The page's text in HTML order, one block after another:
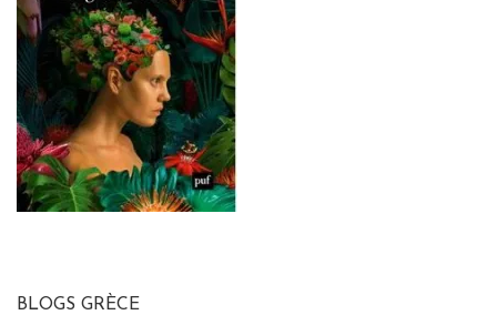
BLOGS GRÈCE